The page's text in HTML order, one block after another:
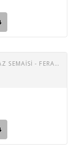
TAMBURİ CEMİL BEY - FERAHFEZA SAZ SEMAİSİ - FERAHFEZA TAKSİM YAYLI TANBUR İLE TAŞ PLAK